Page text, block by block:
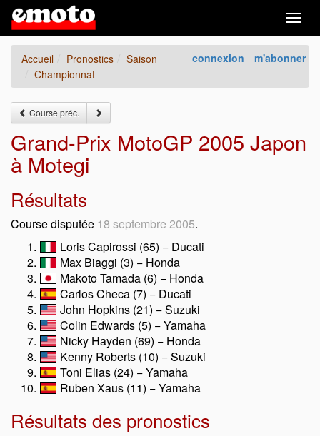
connexion m'abonner
Accueil Pronostics
Saison
Championnat
Course préc.
Grand-Prix MotoGP 2005 Japon
à Motegi
Résultats
Course disputée 18 septembre 2005.
Loris Capirossi (65) − Ducati
Max Biaggi (3) − Honda
Makoto Tamada (6) − Honda
Carlos Checa (7) − Ducati
John Hopkins (21) − Suzuki
Colin Edwards (5) − Yamaha
Nicky Hayden (69) − Honda
Kenny Roberts (10) − Suzuki
Toni Elias (24) − Yamaha
Ruben Xaus (11) − Yamaha
Résultats des pronostics